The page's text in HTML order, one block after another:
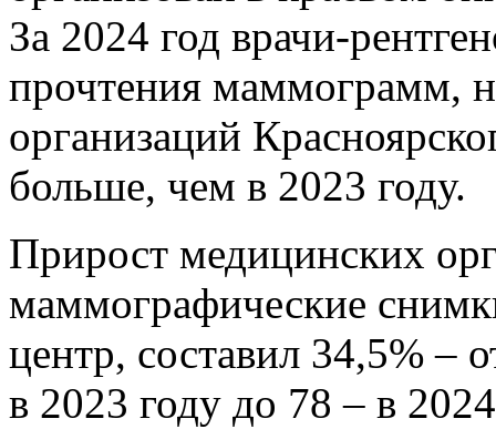
За 2024 год врачи-
прочтения маммограмм,
организаций
больше, чем в 2023 году.
Прирост медицинских
маммографические
центр, составил 34,5% –
в 2023 году до 78 – в